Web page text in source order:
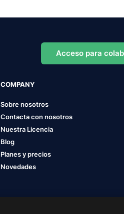
Acceso para
COMPANY
Sobre nosotros
Contacta con nosotros
Nuestra Licencia
Blog
Planes y precios
Novedades